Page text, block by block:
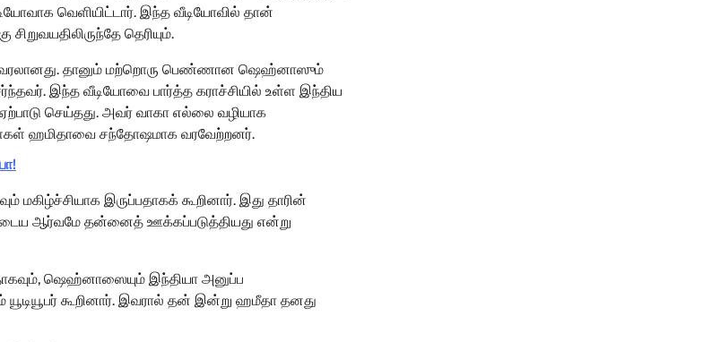
வெளியிட்டார். இந்த வீடியோவில் தான்
தெரியும்.
வைரலானது. தானும் மற்றொரு பெண்ணான ஷெஹ்னாஸும்
இந்த வீடியோவை பார்த்த கராச்சியில் உள்ள இந்திய
ஏற்பாடு செய்தது. அவர் வாகா எல்லை வழியாக
ஹமிதாவை சந்தோஷமாக வரவேற்றனர்.
மகிழ்ச்சியாக இருப்பதாகக் கூறினார். இது தாரின்
ஆர்வமே தன்னைத் ஊக்கப்படுத்தியது என்று
ஷெஹ்னாஸையும் இந்தியா அனுப்ப
யூடியூபர் கூறினார். இவரால் தன் இன்று ஹமீதா தனது